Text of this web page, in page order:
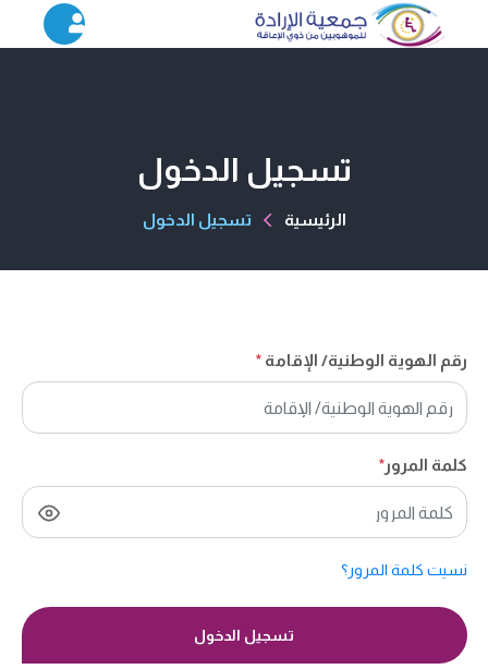
تسجيل الدخول
الرئيسية تسجيل الدخول
رقم الهوية الوطنية/ الإقامة*
كلمة المرور*
نسيت كلمة المرور؟
تسجيل الدخول